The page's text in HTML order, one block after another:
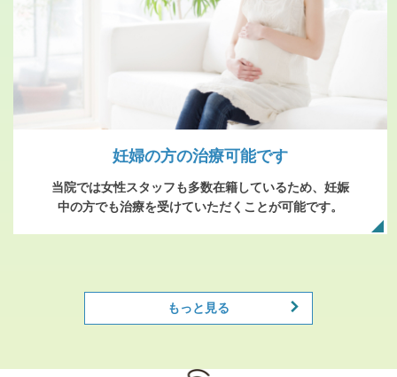
妊婦の方の治療可能です
当院では女性スタッフも多数在籍しているため、妊娠
中の方でも治療を受けていただくことが可能です。
もっと見る